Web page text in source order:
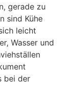
gerade zu
sind Kühe
leicht
Wasser und
bei der